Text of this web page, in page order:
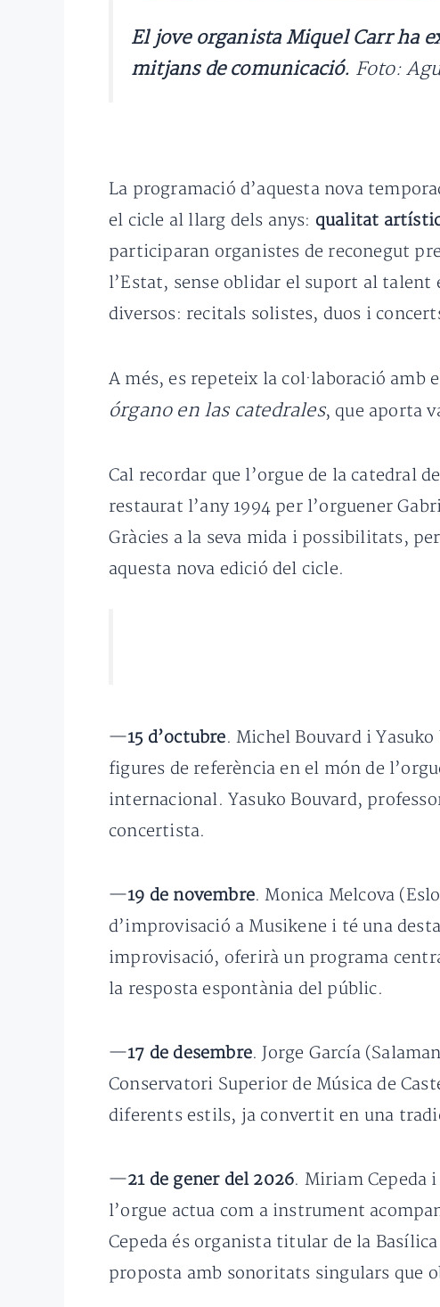
El jove organista Miquel Carr ha
mitjans de comunicació. Foto:
La programació d’aquesta nova
el cicle al llarg dels anys: qualitat
participaran organistes de reconegut
l’Estat, sense oblidar el suport al
diversos: recitals solistes, duos i
A més, es repeteix la col·laboració amb
órgano en las catedrales, que aporta
Cal recordar que l’orgue de la catedral
restaurat l’any 1994 per l’orguener
Gràcies a la seva mida i possibilitats,
aquesta nova edició del cicle.
—15 d’octubre. Michel Bouvard i
figures de referència en el món de
internacional. Yasuko Bouvard,
concertista.
—19 de novembre. Monica Melcova
d’improvisació a Musikene i té una
improvisació, oferirà un programa
la resposta espontània del públic.
—17 de desembre. Jorge García
Conservatori Superior de Música de
diferents estils, ja convertit en una
—21 de gener del 2026. Miriam Cepeda
l’orgue actua com a instrument
Cepeda és organista titular de la
proposta amb sonoritats singulars que